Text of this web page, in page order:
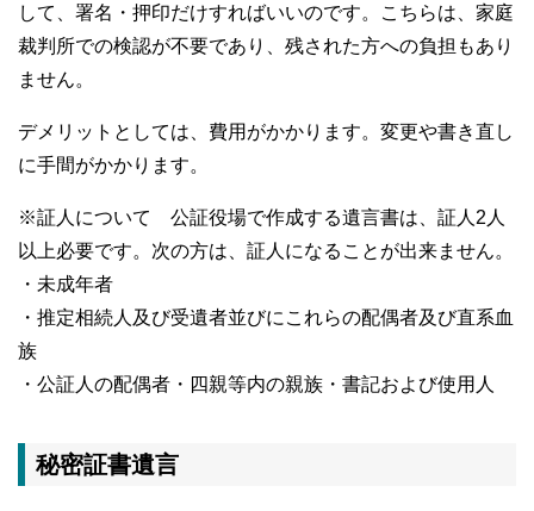
して、署名・押印だけすればいいのです。こちらは、家庭
裁判所での検認が不要であり、残された方への負担もあり
ません。
デメリットとしては、費用がかかります。変更や書き直し
に手間がかかります。
※証人について 公証役場で作成する遺言書は、証人2人
以上必要です。次の方は、証人になることが出来ません。
・未成年者
・推定相続人及び受遺者並びにこれらの配偶者及び直系血
族
・公証人の配偶者・四親等内の親族・書記および使用人
秘密証書遺言